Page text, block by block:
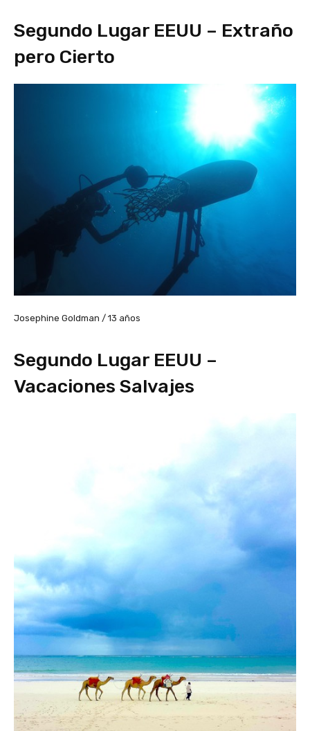
Segundo Lugar EEUU – Extraño
pero Cierto
Josephine Goldman / 13 años
Segundo Lugar EEUU –
Vacaciones Salvajes